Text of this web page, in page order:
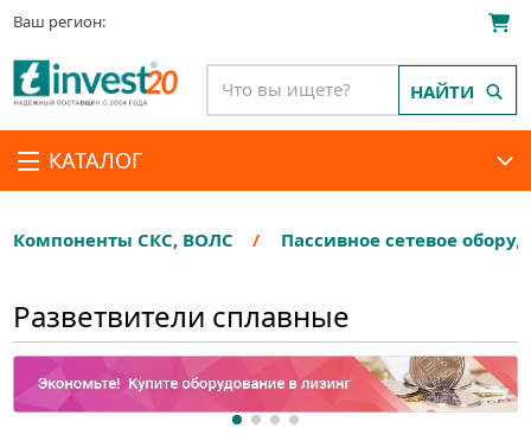
Ваш регион:
КАТАЛОГ
НАЙТИ
Компоненты СКС, ВОЛС Пассивное сетевое
Разветвители сплавные